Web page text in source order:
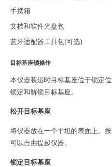
手携箱
文档和软件光盘包
蓝牙适配器工具包(可选)
目标基座锁操作
本仪器装运时目标基座位于锁定
锁定和解锁目标基座。
松开目标基座
将仪器放在一个平坦的表面上。
可以自由提起仪器。
锁定目标基座